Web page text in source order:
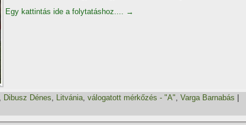
Egy kattintás ide a folytatáshoz.... →
, Dibusz Dénes, Litvánia, válogatott mérkőzés - "A", Varga Barnabás